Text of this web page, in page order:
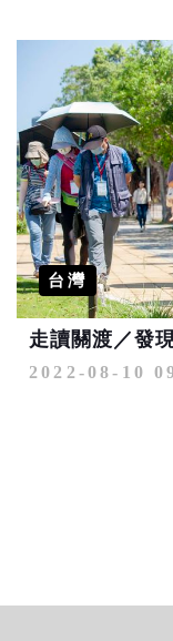
台灣
走讀關渡／發
2022-08-10